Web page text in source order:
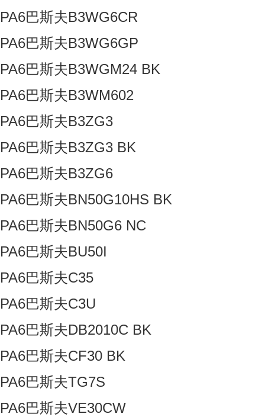
PA6巴斯夫B3WG6CR
PA6巴斯夫B3WG6GP
PA6巴斯夫B3WGM24 BK
PA6巴斯夫B3WM602
PA6巴斯夫B3ZG3
PA6巴斯夫B3ZG3 BK
PA6巴斯夫B3ZG6
PA6巴斯夫BN50G10HS BK
PA6巴斯夫BN50G6 NC
PA6巴斯夫BU50I
PA6巴斯夫C35
PA6巴斯夫C3U
PA6巴斯夫DB2010C BK
PA6巴斯夫CF30 BK
PA6巴斯夫TG7S
PA6巴斯夫VE30CW